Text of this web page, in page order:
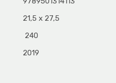
21,5 x 27,5
240
2019